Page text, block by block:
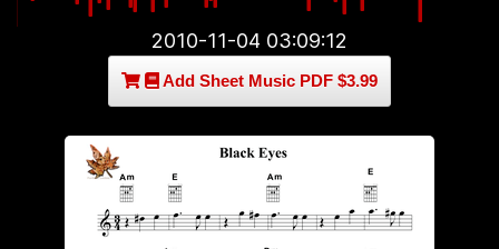
2010-11-04 03:09:12
Add Sheet Music PDF $3.99